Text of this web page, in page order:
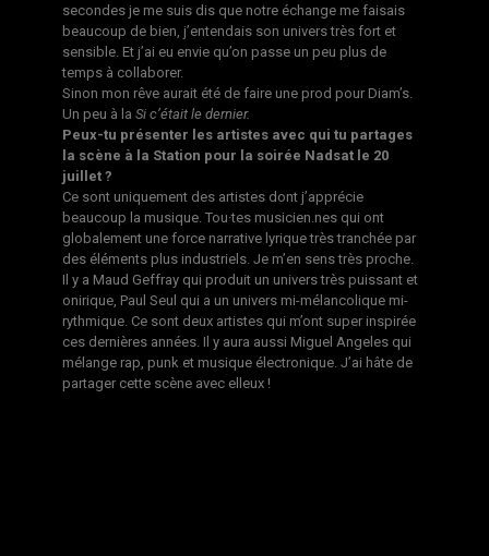
secondes je me suis dis que notre échange me faisais
beaucoup de bien, j’entendais son univers très fort et
sensible. Et j’ai eu envie qu’on passe un peu plus de
temps à collaborer.
Sinon mon rêve aurait été de faire une prod pour Diam’s.
Un peu à la Si c’était le dernier.
Peux-tu présenter les artistes avec qui tu partages
la scène à la Station pour la soirée Nadsat le 20
juillet ?
Ce sont uniquement des artistes dont j’apprécie
beaucoup la musique. Tou·tes musicien.nes qui ont
globalement une force narrative lyrique très tranchée par
des éléments plus industriels. Je m’en sens très proche.
Il y a Maud Geffray qui produit un univers très puissant et
onirique, Paul Seul qui a un univers mi-mélancolique mi-
rythmique. Ce sont deux artistes qui m’ont super inspirée
ces dernières années. Il y aura aussi Miguel Angeles qui
mélange rap, punk et musique électronique. J’ai hâte de
partager cette scène avec elleux !